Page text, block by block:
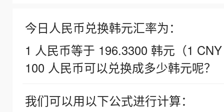
今日人民币兑换韩元汇率为：
1 人民币等于 196.3300 韩元（1
100 人民币可以兑换成多少韩元呢？
我们可以用以下公式进行计算：